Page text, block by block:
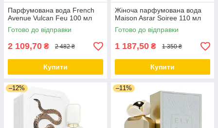
Парфумована вода French
Avenue Vulcan Feu 100 мл
Готово до відправки
2 109,70 ₴ 2 482 ₴
Купити
Жіноча парфумована вода
Maison Asrar Soiree 110 мл
Готово до відправки
1 187,50 ₴ 1 350 ₴
Купити
–12% –11%